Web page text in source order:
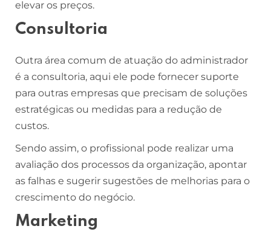
elevar os preços.
Consultoria
Outra área comum de atuação do administrador
é a consultoria, aqui ele pode fornecer suporte
para outras empresas que precisam de soluções
estratégicas ou medidas para a redução de
custos.
Sendo assim, o profissional pode realizar uma
avaliação dos processos da organização, apontar
as falhas e sugerir sugestões de melhorias para o
crescimento do negócio.
Marketing